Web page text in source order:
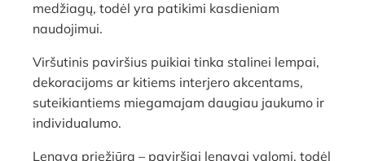
medžiagų, todėl yra patikimi kasdieniam
naudojimui.
Viršutinis paviršius puikiai tinka stalinei lempai,
dekoracijoms ar kitiems interjero akcentams,
suteikiantiems miegamajam daugiau jaukumo ir
individualumo.
Lengva priežiūra – paviršiai lengvai valomi, todėl